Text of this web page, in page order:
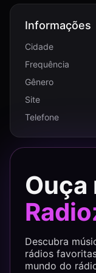
Informações
Cidade
Frequência
Gênero
Site
Telefone
Ouça
Descubra
rádios
mundo do